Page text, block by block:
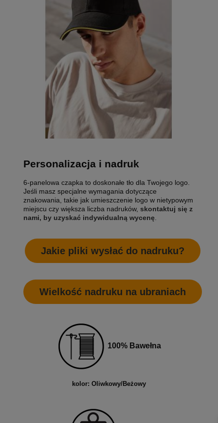
Personalizacja i nadruk
6-panelowa czapka to doskonałe tło dla Twojego logo.
Jeśli masz specjalne wymagania dotyczące
znakowania, takie jak umieszczenie logo w nietypowym
miejscu czy większa liczba nadruków, skontaktuj się z
nami, by uzyskać indywidualną wycenę.
Jakie pliki wysłać do nadruku?
Wielkość nadruku na ubraniach
100% Bawełna
kolor: Oliwkowy/Beżowy